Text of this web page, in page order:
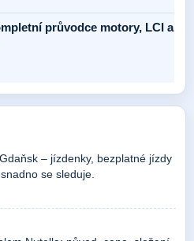
průvodce motory, LCI a
– jízdenky, bezplatné jízdy
se sleduje.